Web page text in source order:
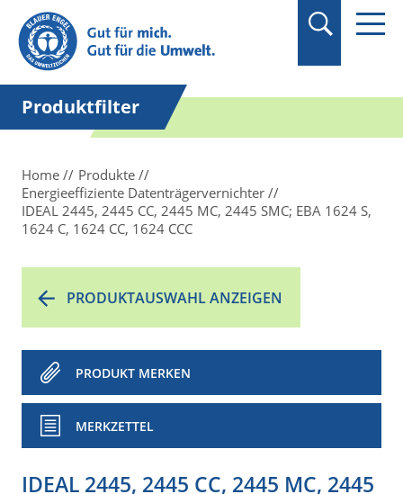
Suchbegriff in
Anführungszeichen
setzen.
Produktfilter
Home
Produkte
Energieeffiziente Datenträgervernichter
IDEAL 2445, 2445 CC, 2445 MC, 2445 SMC; EBA 1624 S,
1624 C, 1624 CC, 1624 CCC
PRODUKTAUSWAHL ANZEIGEN
PRODUKT MERKEN
MERKZETTEL
IDEAL 2445, 2445 CC, 2445 MC, 2445